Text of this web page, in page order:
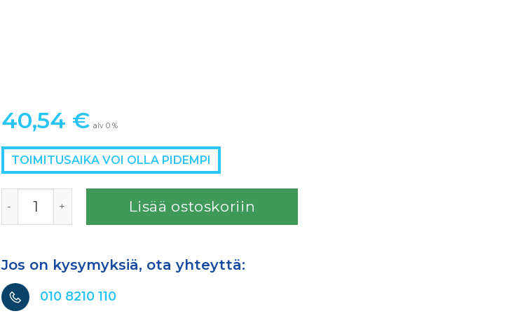
40,54 € alv 0 %
TOIMITUSAIKA VOI OLLA PIDEMPI
Lisää ostoskoriin
Jos on kysymyksiä, ota yhteyttä:
010 8210 110